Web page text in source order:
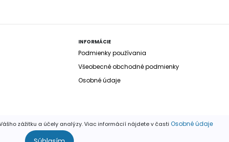
zážitku a účely analýzy. Viac informácií nájdete v časti Osobné údaje
INFORMÁCIE
Podmienky používania
Všeobecné obchodné podmienky
Osobné údaje
a rozširovať akúkoľvek časť stránok je povolené výhradne so